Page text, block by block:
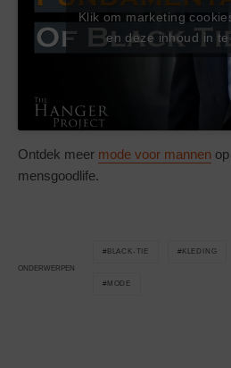
Klik om marketing
en deze inhoud in te
Ontdek meer mode voor mannen
mensgoodlife.
ONDERWERPEN
BLACK-TIE KLEDING
MODE